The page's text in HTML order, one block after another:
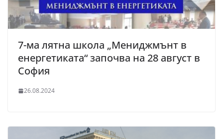
7-ма лятна школа „Мениджмънт в
енергетиката“ започва на 28 август в
София
26.08.2024